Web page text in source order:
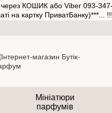
КОШИК або Viber 093-
картку ПриватБанку)***...
Мініатюри
парфумів